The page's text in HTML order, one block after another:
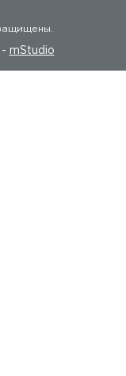
- mStudio